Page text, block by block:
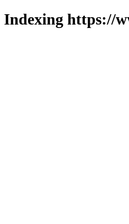
Indexing https://